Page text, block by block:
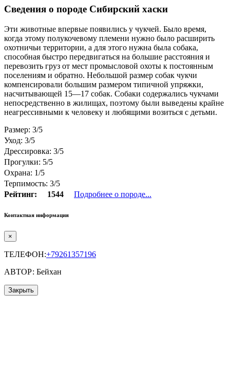
Сведения о породе Сибирский хаски
Эти животные впервые появились у чукчей. Было время,
когда этому полукочевому племени нужно было расширить
охотничьи территории, а для этого нужна была собака,
способная быстро передвигаться на большие расстояния и
перевозить груз от мест промысловой охоты к постоянным
поселениям и обратно. Небольшой размер собак чукчи
компенсировали большим размером типичной упряжки,
насчитывающей 15—17 собак. Собаки содержались чукчами
непосредственно в жилищах, поэтому были выведены крайне
неагрессивными к человеку и любящими возиться с детьми.
Размер: 3/5
Уход: 3/5
Дрессировка: 3/5
Прогулки: 5/5
Охрана: 1/5
Терпимость: 3/5
Рейтинг:
1544 Подробнее о породе...
Контактная информация
×
ТЕЛЕФОН:+79261357196
АВТОР: Бейхан
Закрыть